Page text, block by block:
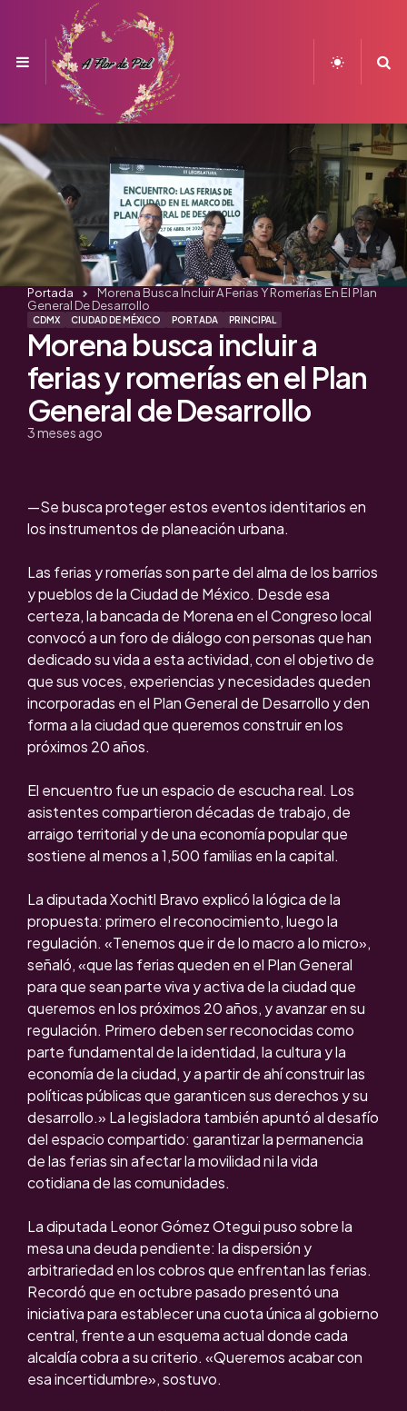
Menu
CDMX CIUDAD DE MÉXICO PORTADA PRINCIPAL
Morena busca incluir a
ferias y romerías en el Plan
General de Desarrollo
3 meses ago
Portada
Morena Busca Incluir A Ferias Y Romerías En El Plan
General De Desarrollo
—Se busca proteger estos eventos identitarios en
los instrumentos de planeación urbana.
Las ferias y romerías son parte del alma de los barrios
y pueblos de la Ciudad de México. Desde esa
certeza, la bancada de Morena en el Congreso local
convocó a un foro de diálogo con personas que han
dedicado su vida a esta actividad, con el objetivo de
que sus voces, experiencias y necesidades queden
incorporadas en el Plan General de Desarrollo y den
forma a la ciudad que queremos construir en los
próximos 20 años.
El encuentro fue un espacio de escucha real. Los
asistentes compartieron décadas de trabajo, de
arraigo territorial y de una economía popular que
sostiene al menos a 1,500 familias en la capital.
La diputada Xochitl Bravo explicó la lógica de la
propuesta: primero el reconocimiento, luego la
regulación. «Tenemos que ir de lo macro a lo micro»,
señaló, «que las ferias queden en el Plan General
para que sean parte viva y activa de la ciudad que
queremos en los próximos 20 años, y avanzar en su
regulación. Primero deben ser reconocidas como
parte fundamental de la identidad, la cultura y la
economía de la ciudad, y a partir de ahí construir las
políticas públicas que garanticen sus derechos y su
desarrollo.» La legisladora también apuntó al desafío
del espacio compartido: garantizar la permanencia
de las ferias sin afectar la movilidad ni la vida
cotidiana de las comunidades.
La diputada Leonor Gómez Otegui puso sobre la
mesa una deuda pendiente: la dispersión y
arbitrariedad en los cobros que enfrentan las ferias.
Recordó que en octubre pasado presentó una
iniciativa para establecer una cuota única al gobierno
central, frente a un esquema actual donde cada
alcaldía cobra a su criterio. «Queremos acabar con
esa incertidumbre», sostuvo.